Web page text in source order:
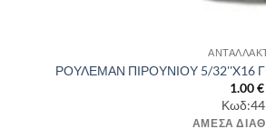
ΡΟΥΛΕΜΑΝ ΠΙΡΟΥΝΙΟΥ 5/32''X16
1.00€
ΆΜΕΣΑ